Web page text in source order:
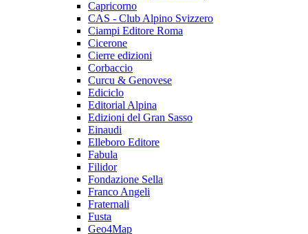
Capricorno
CAS - Club Alpino Svizzero
Ciampi Editore Roma
Cicerone
Cierre edizioni
Corbaccio
Curcu & Genovese
Ediciclo
Editorial Alpina
Edizioni del Gran Sasso
Einaudi
Elleboro Editore
Fabula
Filidor
Fondazione Sella
Franco Angeli
Fraternali
Fusta
Geo4Map